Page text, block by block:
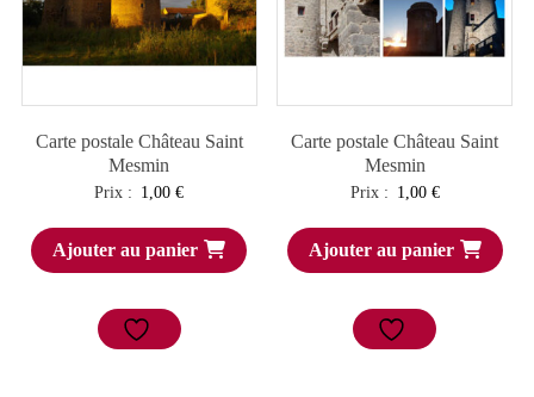
Carte postale Château Saint
Mesmin
Prix : 1,00€
Ajouter au panier
Carte postale Château Saint
Mesmin
Prix : 1,00 €
Ajouter au panier